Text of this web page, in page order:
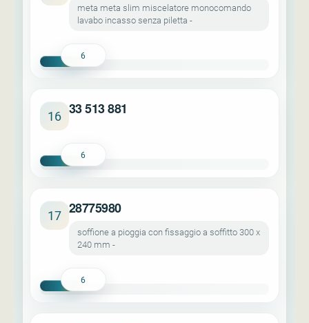
meta meta slim miscelatore monocomando
lavabo incasso senza piletta -
6
16 33 513 881
6
17 28775980
soffione a pioggia con fissaggio a soffitto 300 x
240 mm -
6